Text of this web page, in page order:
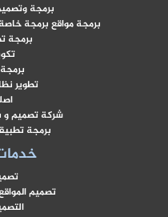
برمجة
برمجة مواقع برمجة
برمجة
تطوير
شركة تصميم و
برمجة
تصميم